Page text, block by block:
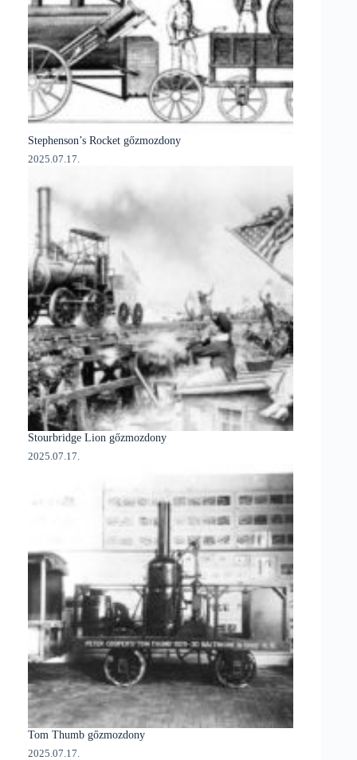
Stephenson’s Rocket gőzmozdony
2025.07.17.
Stourbridge Lion gőzmozdony
2025.07.17.
Tom Thumb gőzmozdony
2025.07.17.